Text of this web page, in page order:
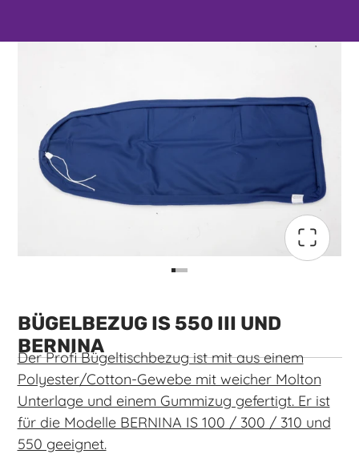
BÜGELBEZUG IS 550 III UND
BERNINA
Der Profi Bügeltischbezug ist mit aus einem
Polyester/Cotton-Gewebe mit weicher Molton
Unterlage und einem Gummizug gefertigt. Er ist
für die Modelle BERNINA IS 100 / 300 / 310 und
550 geeignet.